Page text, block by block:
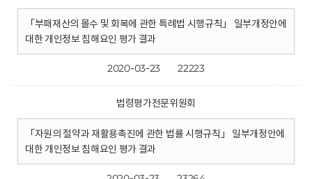
「부패재산의 몰수 및 회복에 관한 특례법 시행규칙」 일부개정안에
대한 개인정보 침해요인 평가 결과
2020-03-23 22223
법령평가전문위원회
「자원의 절약과 재활용촉진에 관한 법률 시행규칙」 일부개정안에
대한 개인정보 침해요인 평가 결과